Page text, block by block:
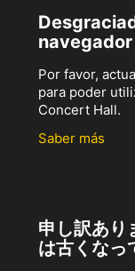
Por favor,
para poder
Concert Hall.
Saber más
申し訳あり
は古くなっ